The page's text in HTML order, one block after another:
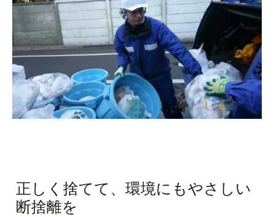
正しく捨てて、環境にもやさしい
断捨離を